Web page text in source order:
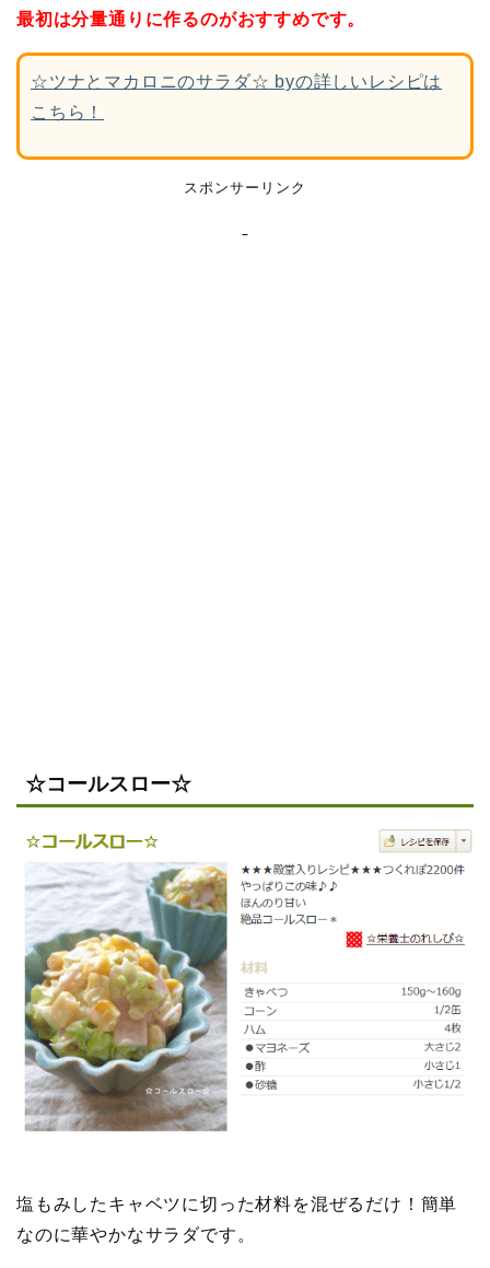
最初は分量通りに作るのがおすすめです。
☆ツナとマカロニのサラダ☆ byの詳しいレシピは
こちら！
スポンサーリンク
☆コールスロー☆
塩もみしたキャベツに切った材料を混ぜるだけ！簡単
なのに華やかなサラダです。